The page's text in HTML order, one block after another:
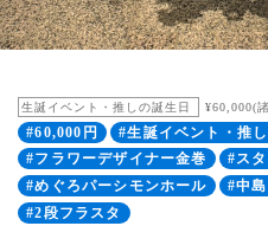
生誕イベント・推しの誕生日 ¥60,000(
#60,000円
#生誕イベント・推
#フラワーデザイナー金巻
#ス
#めぐろパーシモンホール
#中
#2段フラスタ